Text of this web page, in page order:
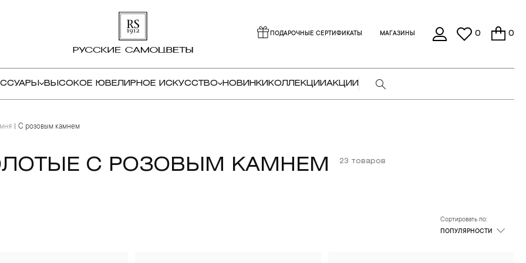
ПОДАРОЧНЫЕ СЕРТИФИКАТЫ МАГАЗИНЫ 0 0
ВЫСОКОЕ ЮВЕЛИРНОЕ ИСКУССТВО НОВИНКИ КОЛЛЕКЦИИАКЦИИ
С розовым камнем
С РОЗОВЫМ КАМНЕМ 23 товаров
Сортировать по:
ПОПУЛЯРНОСТИ